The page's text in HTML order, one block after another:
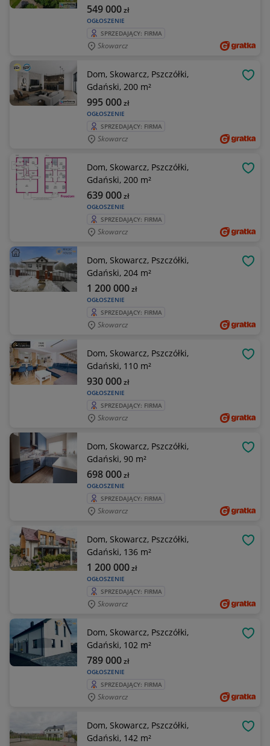
OGŁOSZENIE
549 000zł
SPRZEDAJĄCY: FIRMA
Skowarcz
Dom, Skowarcz, Pszczółki,
Gdański, 200 m²
OGŁOSZENIE
995 000zł
SPRZEDAJĄCY: FIRMA
Skowarcz
Dom, Skowarcz, Pszczółki,
Gdański, 200 m²
OGŁOSZENIE
639 000zł
SPRZEDAJĄCY: FIRMA
Skowarcz
Dom, Skowarcz, Pszczółki,
Gdański, 204 m²
OGŁOSZENIE
1 200 000zł
SPRZEDAJĄCY: FIRMA
Skowarcz
Dom, Skowarcz, Pszczółki,
Gdański, 110 m²
OGŁOSZENIE
930 000zł
SPRZEDAJĄCY: FIRMA
Skowarcz
Dom, Skowarcz, Pszczółki,
Gdański, 90 m²
OGŁOSZENIE
698 000zł
SPRZEDAJĄCY: FIRMA
Skowarcz
Dom, Skowarcz, Pszczółki,
Gdański, 136 m²
OGŁOSZENIE
1 200 000zł
SPRZEDAJĄCY: FIRMA
Skowarcz
Dom, Skowarcz, Pszczółki,
Gdański, 102 m²
OGŁOSZENIE
789 000zł
SPRZEDAJĄCY: FIRMA
Skowarcz
Dom, Skowarcz, Pszczółki,
Gdański, 142 m²